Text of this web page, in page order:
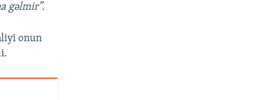
gəlmir”.
onun